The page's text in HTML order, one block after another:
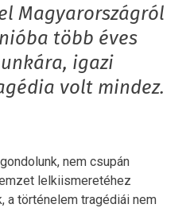
Magyarországról
több éves
igazi
volt mindez.
nem csupán
lelkiismeretéhez
a történelem tragédiái nem